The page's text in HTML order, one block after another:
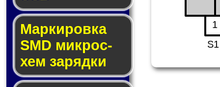
Маркировка
SMD мик­рос­
хем за­ряд­ки
1
S1